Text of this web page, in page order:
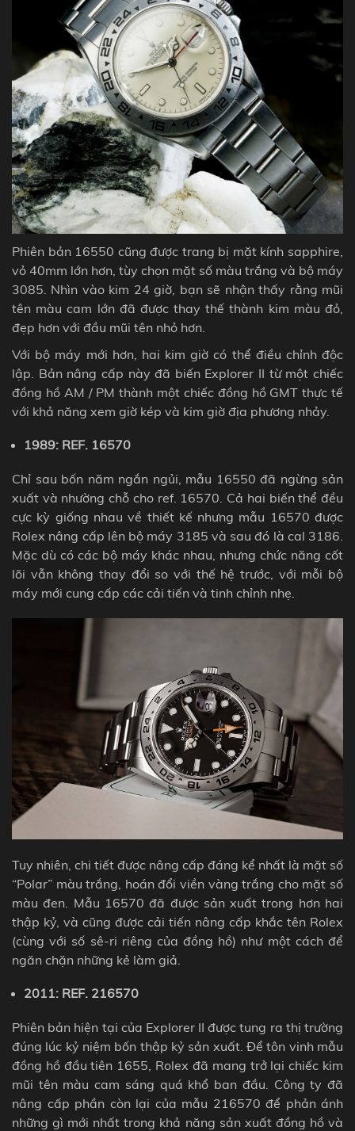
Phiên bản 16550 cũng được trang bị mặt kính sapphire,
vỏ 40mm lớn hơn, tùy chọn mặt số màu trắng và bộ máy
3085. Nhìn vào kim 24 giờ, bạn sẽ nhận thấy rằng mũi
tên màu cam lớn đã được thay thế thành kim màu đỏ,
đẹp hơn với đầu mũi tên nhỏ hơn.
Với bộ máy mới hơn, hai kim giờ có thể điều chỉnh độc
lập. Bản nâng cấp này đã biến Explorer II từ một chiếc
đồng hồ AM / PM thành một chiếc đồng hồ GMT thực tế
với khả năng xem giờ kép và kim giờ địa phương nhảy.
1989: REF. 16570
Chỉ sau bốn năm ngắn ngủi, mẫu 16550 đã ngừng sản
xuất và nhường chỗ cho ref. 16570. Cả hai biến thể đều
cực kỳ giống nhau về thiết kế nhưng mẫu 16570 được
Rolex nâng cấp lên bộ máy 3185 và sau đó là cal 3186.
Mặc dù có các bộ máy khác nhau, nhưng chức năng cốt
lõi vẫn không thay đổi so với thế hệ trước, với mỗi bộ
máy mới cung cấp các cải tiến và tinh chỉnh nhẹ.
Tuy nhiên, chi tiết được nâng cấp đáng kể nhất là mặt số
“Polar” màu trắng, hoán đổi viền vàng trắng cho mặt số
màu đen. Mẫu 16570 đã được sản xuất trong hơn hai
thập kỷ, và cũng được cải tiến nâng cấp khắc tên Rolex
(cùng với số sê-ri riêng của đồng hồ) như một cách để
ngăn chặn những kẻ làm giả.
2011: REF. 216570
Phiên bản hiện tại của Explorer II được tung ra thị trường
đúng lúc kỷ niệm bốn thập kỷ sản xuất. Để tôn vinh mẫu
đồng hồ đầu tiên 1655, Rolex đã mang trở lại chiếc kim
mũi tên màu cam sáng quá khổ ban đầu. Công ty đã
nâng cấp phần còn lại của mẫu 216570 để phản ánh
những gì mới nhất trong khả năng sản xuất đồng hồ và